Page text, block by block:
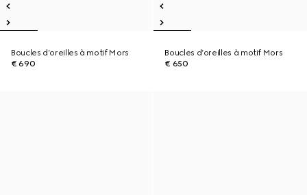
Boucles d’oreilles à motif Mors
€ 690
Boucles d’oreilles à motif Mors
€ 650